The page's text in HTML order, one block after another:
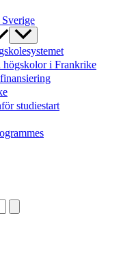
högskolor i Frankrike
studiestart